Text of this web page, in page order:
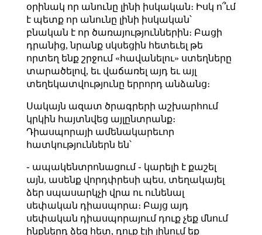
օրինակ որ անունը լինի իսկական։ Իսկ ո՞ւմ
է պետք որ անունը լինի իսկական՝
բնական է որ ծառայություններին։ Բացի
դրանից, նրանք սկսեցին հետեւել թե
որտեղ ենք շրջում «հավանելու» ստեղները
տարածելով, եւ վաճառել այդ եւ այլ
տեղեկատվությունը երրորդ անձանց։
Սակայն ազատ ծրագրերի աշխարհում
կրկին հայտնվեց այլընտրանք։
Դիասպորայի ամենակարեւոր
հատկություններն են՝
֊ ապակենտրոնացում ֊ կարելի է քաշել
այն, ասենք վորդփրեսի պես, տեղակայել
ձեր սպասարկչի վրա ու ունենալ
սեփական դիասպորա։ Բայց այդ
սեփական դիասպորայում դուք չեք մնում
ինքներդ ձեզ հետ, դուք էլի լինում եք